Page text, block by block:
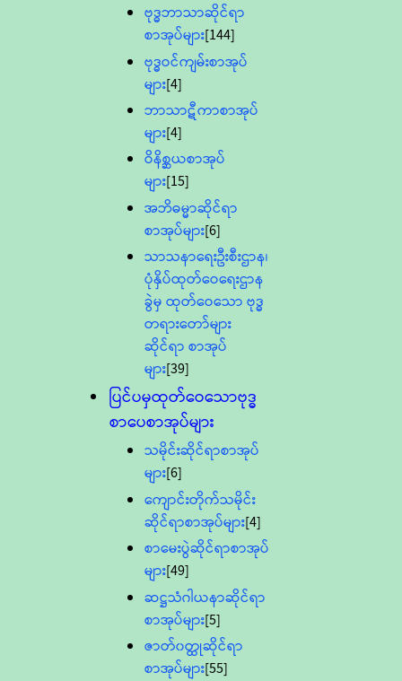
ဗုဒ္ဓဘာသာဆိုင်ရာ
စာအုပ်များ[144]
ဗုဒ္ဓဝင်ကျမ်းစာအုပ်
များ[4]
ဘာသာဋီကာစာအုပ်
များ[4]
ဝိနိစ္ဆယစာအုပ်
များ[15]
အဘိဓမ္မာဆိုင်ရာ
စာအုပ်များ[6]
သာသနာရေးဦးစီးဌာန၊
ပုံနှိပ်ထုတ်ဝေရေးဌာန
ခွဲမှ ထုတ်ဝေသော ဗုဒ္ဓ
တရားတော်များ
ဆိုင်ရာ စာအုပ်
များ[39]
ပြင်ပမှထုတ်ဝေသောဗုဒ္ဓ
စာပေစာအုပ်များ
သမိုင်းဆိုင်ရာစာအုပ်
များ[6]
ကျောင်းတိုက်သမိုင်း
ဆိုင်ရာစာအုပ်များ[4]
စာမေးပွဲဆိုင်ရာစာအုပ်
များ[49]
ဆဋ္ဌသံဂါယနာဆိုင်ရာ
စာအုပ်များ[5]
ဇာတ်၀တ္ထုဆိုင်ရာ
စာအုပ်များ[55]